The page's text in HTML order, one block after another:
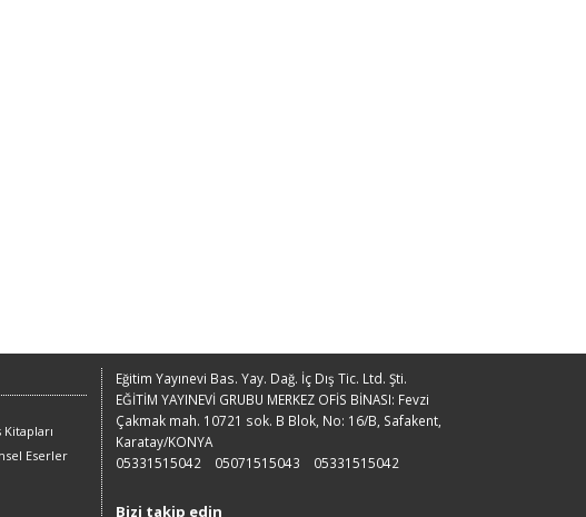
Eserler
Eğitim Yayınevi Bas. Yay. Dağ. İç Dış Tic. Ltd. Şti.
EĞİTİM YAYINEVİ GRUBU MERKEZ OFİS BİNASI: Fevzi
Çakmak mah. 10721 sok. B Blok, No: 16/B, Safakent,
Karatay/KONYA
05331515042
05071515043 05331515042
Bizi takip edin